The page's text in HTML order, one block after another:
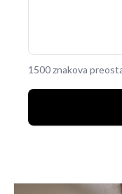
1500 znakova